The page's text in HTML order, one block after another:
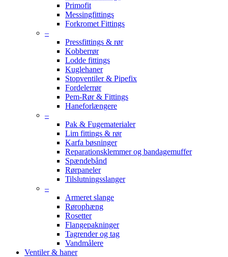
Primofit
Messingfittings
Forkromet Fittings
–
Pressfittings & rør
Kobberrør
Lodde fittings
Kuglehaner
Stopventiler & Pipefix
Fordelerrør
Pem-Rør & Fittings
Haneforlængere
–
Pak & Fugematerialer
Lim fittings & rør
Karfa bøsninger
Reparationsklemmer og bandagemuffer
Spændebånd
Rørpaneler
Tilslutningsslanger
–
Armeret slange
Rørophæng
Rosetter
Flangepakninger
Tagrender og tag
Vandmålere
Ventiler & haner